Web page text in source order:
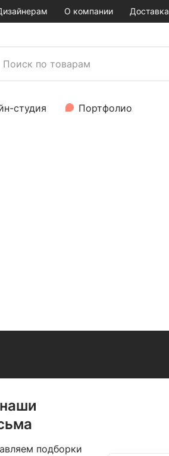
О компании Доставка
студия Портфолио
подборки